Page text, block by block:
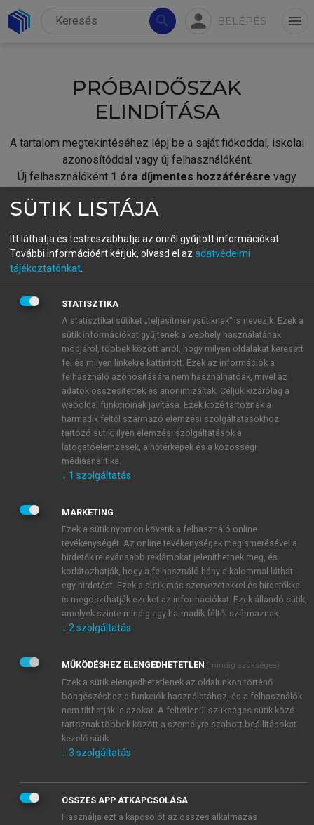
search person BELÉPÉS menu
PRÓBAIDŐSZAK
ELINDÍTÁSA
A tartalom megtekintéséhez lépj be a saját fiókoddal, iskolai
azonosítóddal vagy új felhasználóként.
Új felhasználóként 1 óra díjmentes hozzáférésre vagy
fiókoddal,vagy hozz létre új fiókot.
A regisztráció után apróbaidőszakautomatikusan
BELÉPÉS SAJÁT FIÓKKAL
ÚJ FIÓK LÉTREHOZÁSA
1 óra díjmentes hozzáférés
E-MAIL-CÍM
JELSZÓ
JELSZÓ ÚJRA
Kérek értesítést a MeRSZ újdonságairól, akcióiról.
Kérek értesítést az Akadémiai Kiadó Zrt. újdonságairól,
Adatkezelési tájékoztatóbanfoglaltakat tudomásul
veszem és elfogadom.
Általános vásárlási feltételeket, valamint a szotar.netés a
mersz.huoldalak licencszerződéseiben foglaltakat
tudomásul veszem és elfogadom.
KIPRÓBÁLOM
SÜTIK LISTÁJA
Itt láthatja és testreszabhatja az önről gyűjtött információkat.
További információért kérjük, olvasd el az adatvédelmi
tájékoztatónkat
STATISZTIKA
A statisztikai sütiket „teljesítménysütiknek” is nevezik. Ezek a
sütik információkat gyűjtenek a webhely használatának
módjáról, többek között arról, hogy milyen oldalakat keresett
fel és milyen linkekre kattintott. Ezek az információk a
felhasználó azonosítására nem használhatóak, mivel az
adatok összesítettek és anonimizáltak. Céljuk kizárólag a
weboldal funkcióinak javítása. Ezek közé tartoznak a
harmadik féltől származó elemzési szolgáltatásokhoz
tartozó sütik; ilyen elemzési szolgáltatások a
látogatóelemzések, a hőtérképek és a közösségi
médiaanalitika.
↓ 1 szolgáltatás
MARKETING
Ezek a sütik nyomon követik a felhasználó online
tevékenységét. Az online tevékenységek megismerésével a
hirdetők relevánsabb reklámokat jeleníthetnek meg, és
korlátozhatják, hogy a felhasználó hány alkalommal láthat
egy hirdetést. Ezek a sütik más szervezetekkel és hirdetőkkel
is megoszthatják ezeket az információkat. Ezek állandó sütik,
amelyek szinte mindig egy harmadik féltől származnak.
↓ 2 szolgáltatás
MŰKÖDÉSHEZ ELENGEDHETETLEN (mindig szükséges)
Ezek a sütik elengedhetetlenek az oldalunkon történő
böngészéshez,a funkciók használatához, és a felhasználók
nem tilthatják le azokat. A feltétlenül szükséges sütik közé
tartoznak többek között a személyre szabott beállításokat
kezelő sütik.
↓ 3 szolgáltatás
ÖSSZES APP ÁTKAPCSOLÁSA
Használja ezt a kapcsolót az összes alkalmazás